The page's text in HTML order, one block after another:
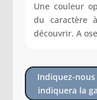
Une couleur
du caractère
découvrir. A
Indiquez-
indiquera la